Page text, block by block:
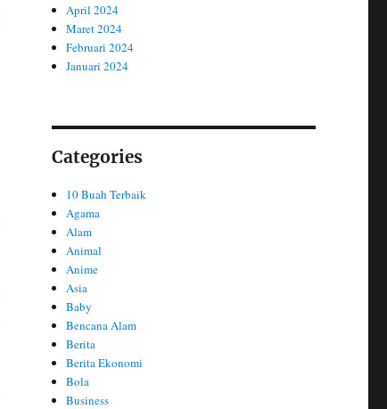
April 2024
Maret 2024
Februari 2024
Januari 2024
Categories
10 Buah Terbaik
Agama
Alam
Animal
Anime
Asia
Baby
Bencana Alam
Berita
Berita Ekonomi
Bola
Business